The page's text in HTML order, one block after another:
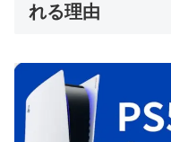
れる理由